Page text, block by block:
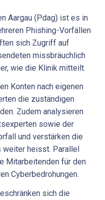
Aargau (Pdag) ist es in
Phishing-Vorfällen
sich Zugriff auf
missbräuchlich
wie die Klinik mitteilt.
Konten nach eigenen
die zuständigen
Zudem analysieren
sowie der
und verstärken die
heisst. Parallel
Mitarbeitenden für den
Cyberbedrohungen.
sich die